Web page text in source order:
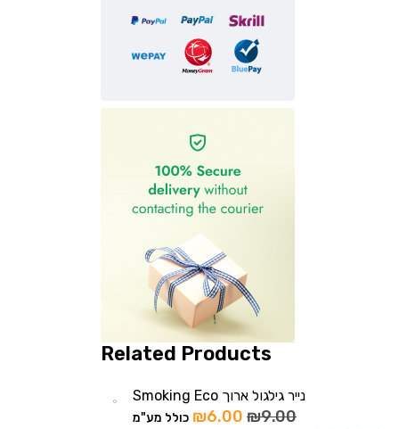
Related Products
נייר גילגול ארוך Smoking Eco
₪9.00
₪6.00 כולל מע"מ